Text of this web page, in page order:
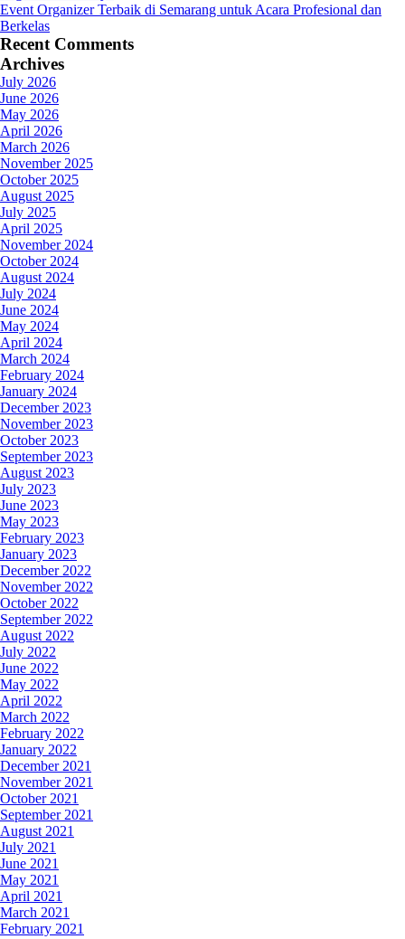
Event Organizer Terbaik di Semarang untuk Acara Profesional dan
Berkelas
Recent Comments
Archives
July 2026
June 2026
May 2026
April 2026
March 2026
November 2025
October 2025
August 2025
July 2025
April 2025
November 2024
October 2024
August 2024
July 2024
June 2024
May 2024
April 2024
March 2024
February 2024
January 2024
December 2023
November 2023
October 2023
September 2023
August 2023
July 2023
June 2023
May 2023
February 2023
January 2023
December 2022
November 2022
October 2022
September 2022
August 2022
July 2022
June 2022
May 2022
April 2022
March 2022
February 2022
January 2022
December 2021
November 2021
October 2021
September 2021
August 2021
July 2021
June 2021
May 2021
April 2021
March 2021
February 2021